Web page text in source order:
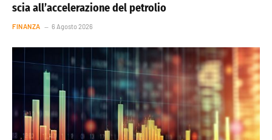
scia all’accelerazione del petrolio
FINANZA 6 Agosto 2026